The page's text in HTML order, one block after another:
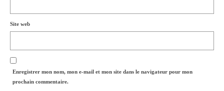
Site web
Enregistrer mon nom, mon e-mail et mon site dans le navigateur pour mon
prochain commentaire.